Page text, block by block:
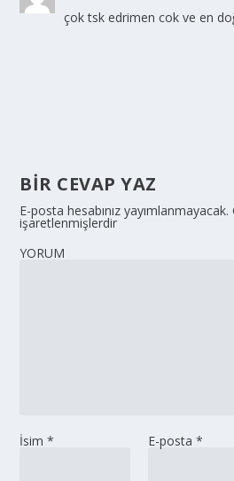
çok tsk edrimen cok ve en
BIR CEVAP YAZ
E-posta hesabınız yayımlanmayacak.
işaretlenmişlerdir
YORUM
İsim* E-posta *